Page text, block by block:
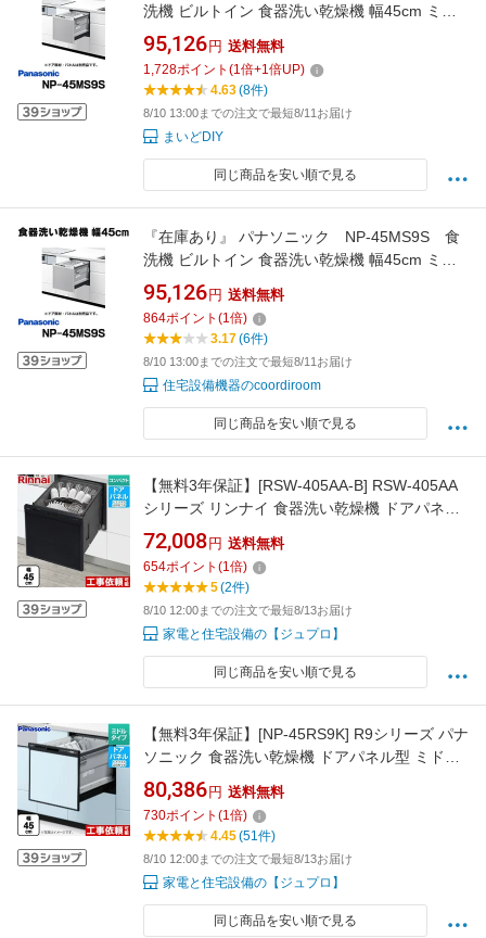
洗機 ビルトイン 食器洗い乾燥機 幅45cm ミド
ルタイプ ドアパネル型 ドアパネル別売 (NP-
45MS8S の後継品) ☆2【あす楽関東】
95,126 円 送料無料
1,728ポイント (1倍+1倍UP)
4.63(8件)
8/10 13:00までの注文で最短8/11お届け
まいどDIY
同じ商品を安い順で見る
『在庫あり』 パナソニック NP-45MS9S 食
洗機 ビルトイン 食器洗い乾燥機 幅45cm ミド
ルタイプ ドアパネル型 ドアパネル別売 (NP-
45MS8S の後継品) ☆2【あす楽関東】
95,126 円 送料無料
864ポイント (1倍)
3.17(6件)
8/10 13:00までの注文で最短8/11お届け
住宅設備機器のcoordiroom
同じ商品を安い順で見る
【無料3年保証】[RSW-405AA-B] RSW-405AA
シリーズ リンナイ 食器洗い乾燥機 ドアパネル
タイプ ミドルタイプ（浅型） 幅45cm ブラック
【送料無料】
72,008 円 送料無料
654ポイント (1倍)
5(2件)
8/10 12:00までの注文で最短8/13お届け
家電と住宅設備の【ジュプロ】
同じ商品を安い順で見る
【無料3年保証】[NP-45RS9K] R9シリーズ パナ
ソニック 食器洗い乾燥機 ドアパネル型 ミドル
タイプ 約5人分（40点） 運転コース：6コース
(低温・少量・標準・強力・予約・乾燥) ブラッ
ク 【送料無料】
80,386 円 送料無料
730ポイント (1倍)
4.45(51件)
8/10 12:00までの注文で最短8/13お届け
家電と住宅設備の【ジュプロ】
同じ商品を安い順で見る